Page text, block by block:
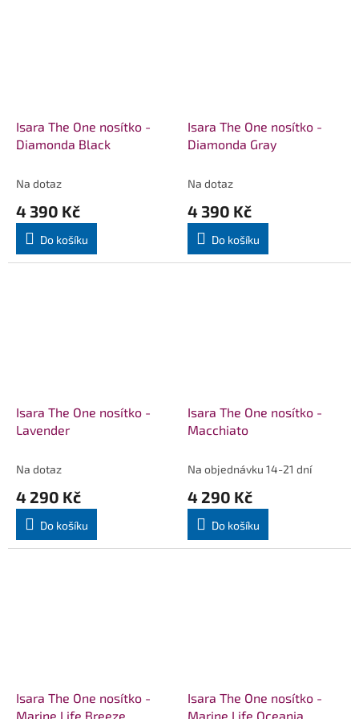
Isara The One nosítko -
Diamonda Black
Na dotaz
4 390 Kč
Do košíku
Isara The One nosítko -
Diamonda Gray
Na dotaz
4 390 Kč
Do košíku
Isara The One nosítko -
Lavender
Na dotaz
4 290 Kč
Do košíku
Isara The One nosítko -
Macchiato
Na objednávku 14-21 dní
4 290 Kč
Do košíku
Isara The One nosítko -
Marine Life Breeze
Isara The One nosítko -
Marine Life Oceania